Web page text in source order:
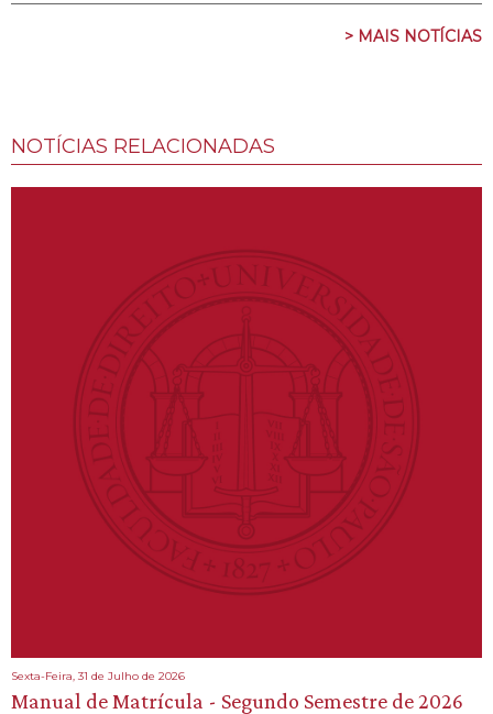
> MAIS NOTÍCIAS
NOTÍCIAS RELACIONADAS
Sexta-Feira, 31 de Julho de 2026
Manual de Matrícula - Segundo Semestre de 2026